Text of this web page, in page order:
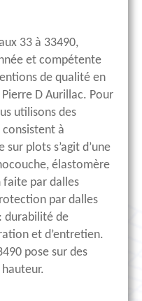
33 à 33490,
et compétente
de qualité en
D Aurillac. Pour
utilisons des
à
plots s’agit d’une
élastomère
faite par dalles
par dalles
durabilité de
et d’entretien.
pose sur des